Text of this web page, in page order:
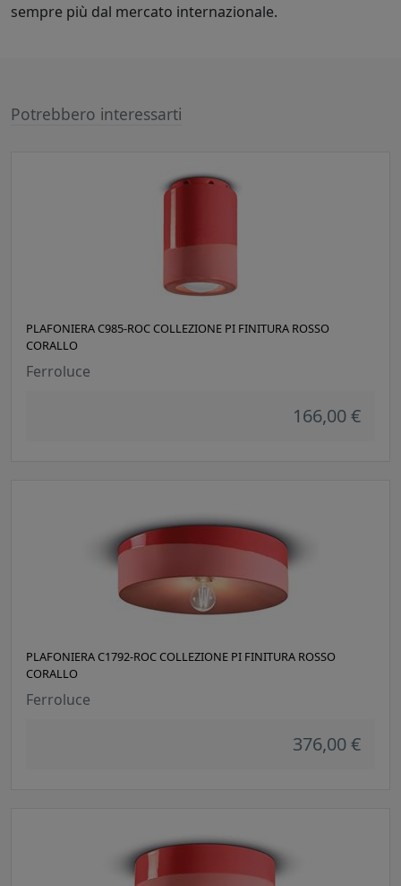
sempre più dal mercato internazionale.
Potrebbero interessarti
PLAFONIERA C985-ROC COLLEZIONE PI FINITURA ROSSO
CORALLO
Ferroluce
166,00 €
PLAFONIERA C1792-ROC COLLEZIONE PI FINITURA ROSSO
CORALLO
Ferroluce
376,00 €